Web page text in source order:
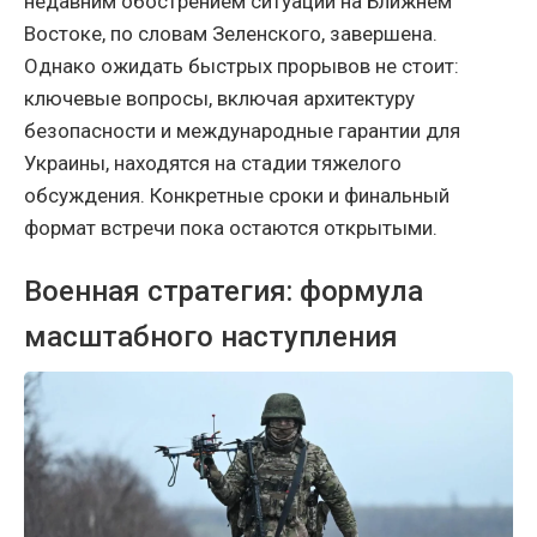
Востоке, по словам Зеленского, завершена.
Однако ожидать быстрых прорывов не стоит:
ключевые вопросы, включая архитектуру
безопасности и международные гарантии для
Украины, находятся на стадии тяжелого
обсуждения. Конкретные сроки и финальный
формат встречи пока остаются открытыми.
Военная стратегия: формула
масштабного наступления